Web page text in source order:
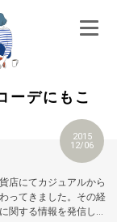
ーデにもこ
2015
12/06
店にてカジュアルから
ってきました。その経
関する情報を発信して